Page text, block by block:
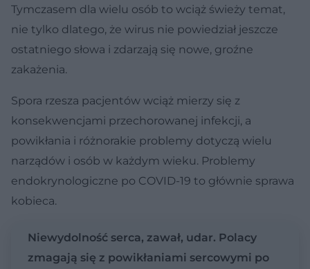
Tymczasem dla wielu osób to wciąż świeży temat,
nie tylko dlatego, że wirus nie powiedział jeszcze
ostatniego słowa i zdarzają się nowe, groźne
zakażenia.
Spora rzesza pacjentów wciąż mierzy się z
konsekwencjami przechorowanej infekcji, a
powikłania i różnorakie problemy dotyczą wielu
narządów i osób w każdym wieku. Problemy
endokrynologiczne po COVID-19 to głównie sprawa
kobieca.
Niewydolność serca, zawał, udar. Polacy
zmagają się z powikłaniami sercowymi po